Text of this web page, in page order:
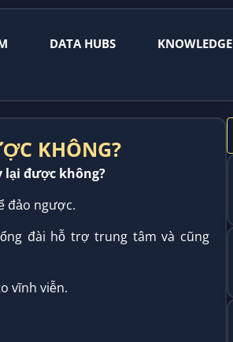
DATA HUBS KNOWLEDGE
KHÔNG?
lại được không?
đảo ngược.
đài hỗ trợ trung tâm và cũng
vĩnh viễn.